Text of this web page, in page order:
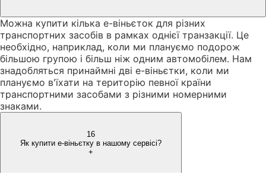
Можна купити кілька е-віньєток для різних
транспортних засобів в рамках однієї транзакції. Це
необхідно, наприклад, коли ми плануємо подорож
більшою групою і більш ніж одним автомобілем. Нам
знадобляться принаймні дві е-віньєтки, коли ми
плануємо в'їхати на територію певної країни
транспортними засобами з різними номерними
знаками.
16
Як купити е-віньєтку в нашому сервісі?
+